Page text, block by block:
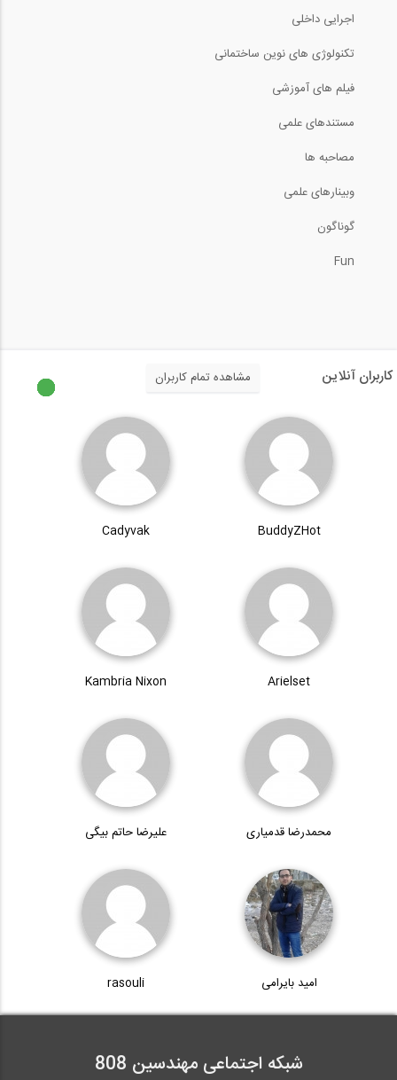
اجرایی داخلی
تکنولوژی های نوین ساختمانی
فیلم های آموزشی
مستندهای علمی
مصاحبه ها
وبینارهای علمی
گوناگون
Fun
کاربران آنلاین مشاهده تمام کاربران
BuddyZHot
Cadyvak
Arielset
Kambria Nixon
محمدرضا قدمیاری علیرضا حاتم بیگی
امید بایرامی rasouli
شبکه اجتماعی مهندسین 808